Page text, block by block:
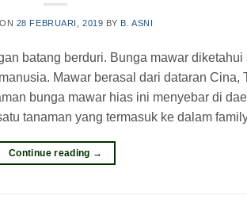
28 FEBRUARI, 2019 BY B. ASNI
batang berduri. Bunga mawar
Mawar berasal dari dataran Cina,
bunga mawar hias ini menyebar di
tanaman yang termasuk ke dalam
Continue reading →